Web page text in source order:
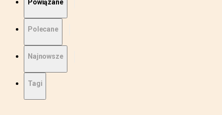
Powiązane
Polecane
Najnowsze
Tagi